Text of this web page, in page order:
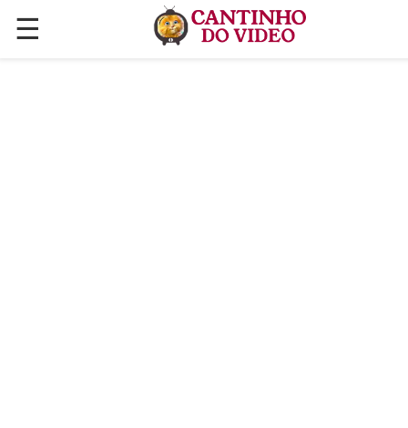
☰
✕